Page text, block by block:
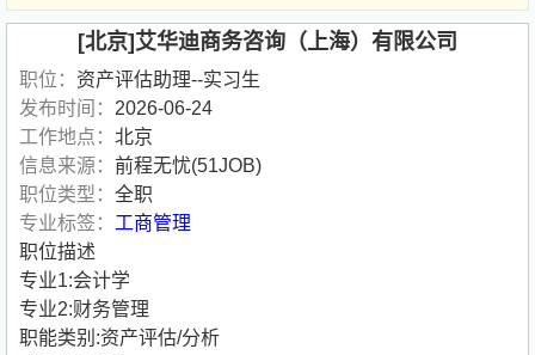
[北京]艾华迪商务咨询（上海）有限公司
职位： 资产评估助理--实习生
发布时间： 2026-06-24
工作地点： 北京
信息来源： 前程无忧(51JOB)
职位类型： 全职
专业标签： 工商管理
职位描述
专业1:会计学
专业2:财务管理
职能类别:资产评估/分析